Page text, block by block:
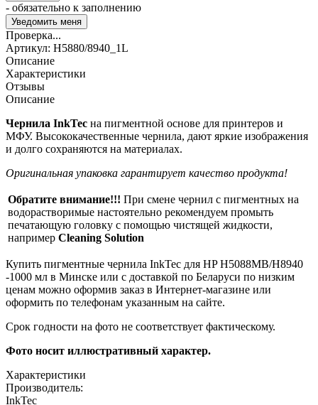
- обязательно к заполнению
Проверка...
Артикул: H5880/8940_1L
Описание
Характеристики
Отзывы
Описание
Чернила InkTec на пигментной основе для принтеров и
МФУ. Высококачественные чернила, дают яркие изображения
и долго сохраняются на материалах.
Оригинальная упаковка гарантирует качество продукта!
Обратите внимание!!! При смене чернил с пигментных на
водорастворимые настоятельно рекомендуем промыть
печатающую головку с помощью чистящей жидкости,
например Cleaning Solution
Купить пигментные чернила InkTec для HP H5088MB/H8940
-1000 мл в Минске или с доставкой по Беларуси по низким
ценам можно оформив заказ в Интернет-магазине или
оформить по телефонам указанным на сайте.
Срок годности на фото не соответствует фактическому.
Фото носит иллюстративный характер.
Характеристики
Производитель:
InkTec